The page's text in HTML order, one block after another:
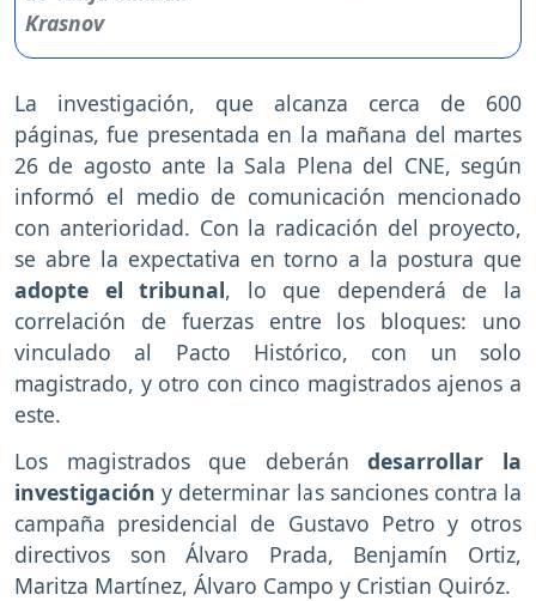
La investigación, que alcanza cerca de 600
páginas, fue presentada en la mañana del martes
26 de agosto ante la Sala Plena del CNE, según
informó el medio de comunicación mencionado
con anterioridad. Con la radicación del proyecto,
se abre la expectativa en torno a la postura que
adopte el tribunal, lo que dependerá de la
correlación de fuerzas entre los bloques: uno
vinculado al Pacto Histórico, con un solo
magistrado, y otro con cinco magistrados ajenos a
este.
Los magistrados que deberándesarrollar la
investigación y determinar las sanciones contra la
campaña presidencial de Gustavo Petro y otros
directivos son Álvaro Prada, Benjamín Ortiz,
Maritza Martínez, Álvaro Campo y Cristian Quiróz.